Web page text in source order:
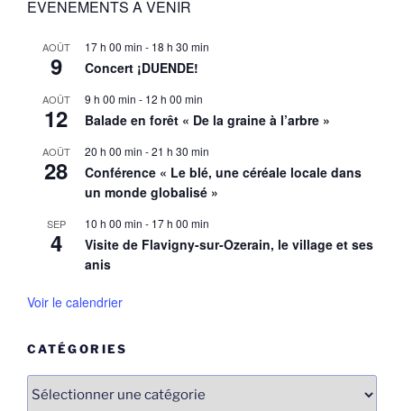
EVENEMENTS A VENIR
AOÛT
9
17 h 00 min - 18 h 30 min
Concert ¡DUENDE!
AOÛT
12
9 h 00 min - 12 h 00 min
Balade en forêt « De la graine à l’arbre »
AOÛT
28
20 h 00 min -21 h 30 min
Conférence « Le blé, une céréale locale dans
un monde globalisé »
SEP
4
10 h 00 min - 17 h 00 min
Visite de Flavigny-sur-Ozerain, le village et ses
anis
Voir le calendrier
CATÉGORIES
Catégories